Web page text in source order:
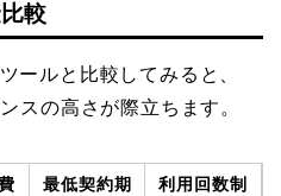
較
ールと比較してみると、
スの高さが際立ちます。
最低契約期
利用回数制